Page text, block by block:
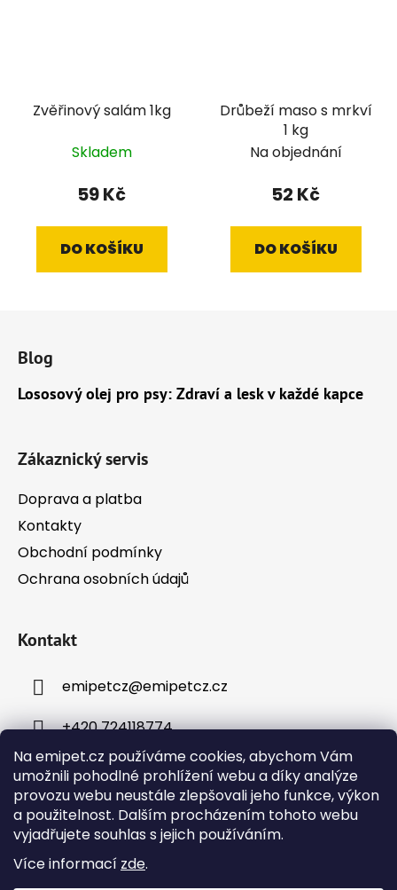
Na emipet.cz používáme cookies, abychom Vám
umožnili pohodlné prohlížení webu a díky analýze
provozu webu neustále zlepšovali jeho funkce, výkon
a použitelnost. Dalším procházením tohoto webu
vyjadřujete souhlas s jejich používáním.
Více informací zde.
Zvěřinový salám 1kg
Skladem
59 Kč
DO KOŠÍKU
Drůbeží maso s mrkví
1 kg
Na objednání
52 Kč
DO KOŠÍKU
Blog
Lososový olej pro psy: Zdraví a lesk v každé kapce
Zákaznický servis
Doprava a platba
Kontakty
Obchodní podmínky
Ochrana osobních údajů
Kontakt
emipetcz@emipetcz.cz
+420 724118774
Instagram